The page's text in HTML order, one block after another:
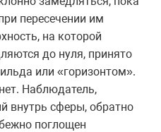
пересечении им
на которой
до нуля, принято
или «горизонтом».
Наблюдатель,
внутрь сферы, обратно
поглощен